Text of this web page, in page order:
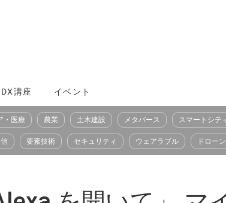
DX講座 イベント
・医療 農業 土木建設 メタバース スマートシテ
要素技術 セキュリティ ウェアラブル ドローン